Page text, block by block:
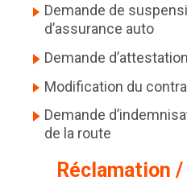
d’assurance auto
Demande
Modification du
Demande
de la route